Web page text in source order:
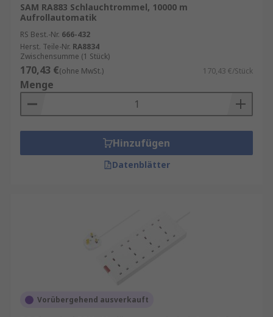
Geräte von nur einer Steckdose aus mit Strom
versorgen.
Einfache Verlängerungskabel: haben nur eine
Buchse und werden häufig verwendet, um einen
Teil des Raums mit Strom zu versorgen, in dem es
keine Steckdose gibt. Sie dürfen nicht in Reihe
mit anderen Steckdosenleisten oder Mehrfach-
Steckerdosenleisten
werden, um mehrere Geräte mit Strom zu
versorgen und die Anzahl der Stecker zu
erhöhen, die an eine Netzsteckdose
angeschlossen werden können.
Kabeltrommel
SAM RA883 Schlauchtrommel, 10000 m
Aufrollautomatik
RS Best.-Nr. 666-432
Herst. Teile-Nr. RA8834
Zwischensumme (1 Stück)
170,43 €(ohne MwSt.) 170,43 €/Stück
Menge
Hinzufügen
Datenblätter
Vorübergehend ausverkauft